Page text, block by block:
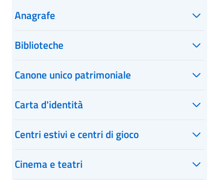
Anagrafe
Biblioteche
Canone unico patrimoniale
Carta d'identità
Centri estivi e centri di gioco
Cinema e teatri